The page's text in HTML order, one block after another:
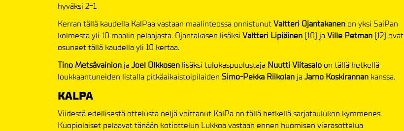
hyväksi 2-1.
Kerran tällä kaudella KalPaa vastaan maalinteossa onnistunutValtteri Ojantakanen on yksi SaiPan
kolmesta yli 10 maalin pelaajasta. Ojantakasen lisäksi Valtteri Lipiäinen (10) jaVille Petman (12) ovat
osuneet tällä kaudella yli 10 kertaa.
Tino Metsävainion jaJoel Olkkosen lisäksi tulokaspuolustaja Nuutti Viitasalo on tällä hetkellä
loukkaantuneiden listalla pitkäaikaistoipilaiden Simo-Pekka Riikolan jaJarno Koskirannan kanssa.
KALPA
Viidestä edellisestä ottelusta neljä voittanut KalPa on tällä hetkellä sarjataulukon kymmenes.
Kuopiolaiset pelaavat tänään kotiottelun Lukkoa vastaan ennen huomisen vierasottelua